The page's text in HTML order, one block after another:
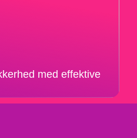
med effektive